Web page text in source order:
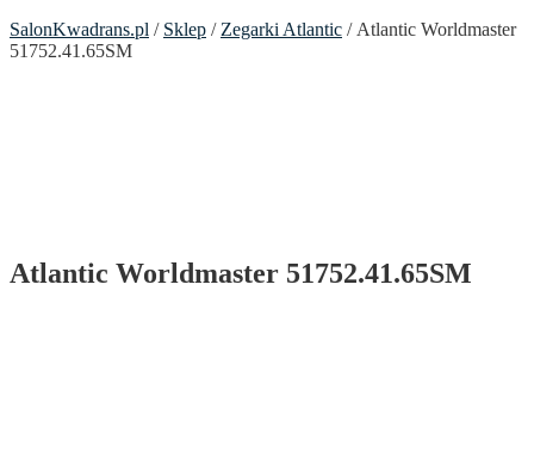
SalonKwadrans.pl / Sklep / Zegarki Atlantic / Atlantic Worldmaster
51752.41.65SM
Atlantic Worldmaster 51752.41.65SM